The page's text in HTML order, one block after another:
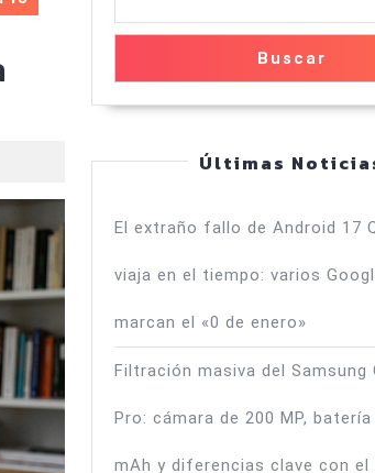
Buscar
Últimas
El extraño fallo de Android 17
viaja en el tiempo: varios
marcan el «0 de enero»
Filtración masiva del Samsung
Pro: cámara de 200 MP, batería
mAh y diferencias clave con el